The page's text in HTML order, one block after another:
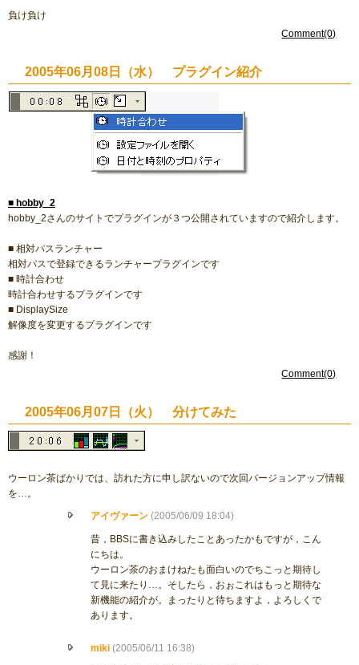
負け負け
Comment(0)
2005年06月08日（水） プラグイン紹介
■ hobby_2
hobby_2さんのサイトでプラグインが３つ公開されていますので紹介します。
■ 相対パスランチャー
相対パスで登録できるランチャープラグインです
■ 時計合わせ
時計合わせするプラグインです
■ DisplaySize
解像度を変更するプラグインです
感謝！
Comment(0)
2005年06月07日（火） 分けてみた
ウーロン茶ばかりでは、訪れた方に申し訳ないので次回バージョンアップ情報
を…。
アイヴァーン (2005/06/09 18:04)
昔，BBSに書き込みしたことあったかもですが，こん
にちは。
ウーロン茶のおまけねたも面白いのでちこっと期待し
て見に来たり…。そしたら，おぉこれはもっと期待な
新機能の紹介が。まったりと待ちますよ，よろしくで
あります。
miki (2005/06/11 16:38)